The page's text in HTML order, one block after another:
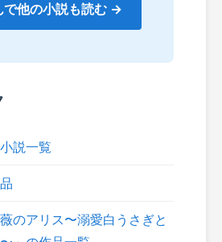
で他の小説も読む →
説一覧
のアリス〜溺愛白うさぎと